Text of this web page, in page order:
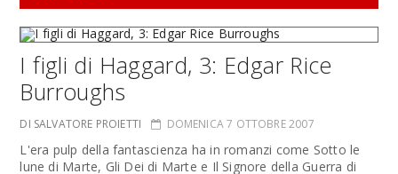
I figli di Haggard, 3: Edgar Rice
Burroughs
DI SALVATORE PROIETTI DOMENICA 7 OTTOBRE 2007
L'era pulp della fantascienza ha in romanzi come Sotto le
lune di Marte, Gli Dei di Marte e Il Signore della Guerra di